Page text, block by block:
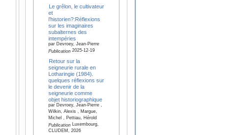
Le grêlon, le cultivateur
et
l’historien?:Réflexions
sur les imaginaires
subalternes des
intempéries
par Devroey, Jean-Pierre
Publication2025-12-19
Retour sur la
seigneurie rurale en
Lotharingie (1984).
quelques réflexions sur
le devenir de la
seigneurie comme
objet historiographique
par Devroey, Jean-Pierre ,
Wilkin, Alexis , Margue,
Michel , Pettiau, Hérold
PublicationLuxembourg,
CLUDEM, 2026